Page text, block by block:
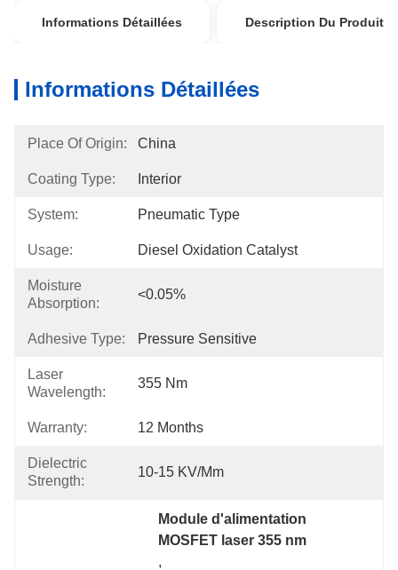
Informations Détaillées Description Du Produit
Informations Détaillées
Place Of Origin: China
Coating Type: Interior
System: Pneumatic Type
Usage: Diesel Oxidation Catalyst
Moisture
Absorption:
<0.05%
Adhesive Type: Pressure Sensitive
Laser
Wavelength:
355 Nm
Warranty: 12 Months
Dielectric
Strength:
10-15 KV/mm
Module d'alimentation
MOSFET laser 355 nm
,